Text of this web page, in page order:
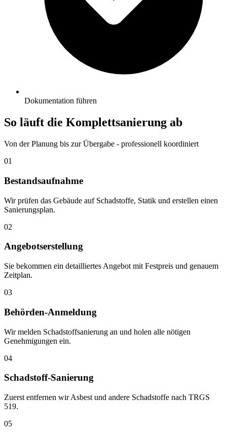
Dokumentation führen
So läuft die Komplettsanierung ab
Von der Planung bis zur Übergabe - professionell koordiniert
01
Bestandsaufnahme
Wir prüfen das Gebäude auf Schadstoffe, Statik und erstellen einen
Sanierungsplan.
02
Angebotserstellung
Sie bekommen ein detailliertes Angebot mit Festpreis und genauem
Zeitplan.
03
Behörden-Anmeldung
Wir melden Schadstoffsanierung an und holen alle nötigen
Genehmigungen ein.
04
Schadstoff-Sanierung
Zuerst entfernen wir Asbest und andere Schadstoffe nach TRGS
519.
05